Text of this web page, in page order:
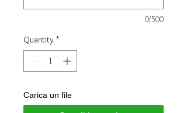
0/500
Quantity *
Carica un file